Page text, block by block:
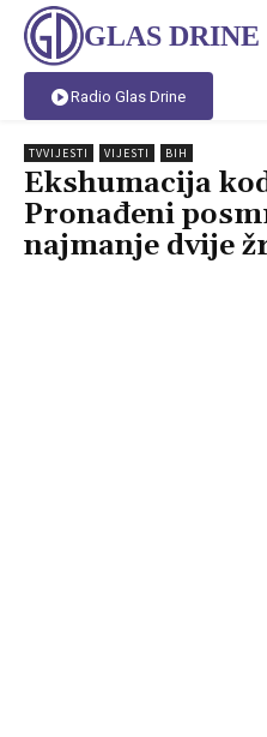
GLAS DRINE
Radio Glas Drine
TVVIJESTI VIJESTI BIH
Ekshumacija
Pronađeni
najmanje dvije